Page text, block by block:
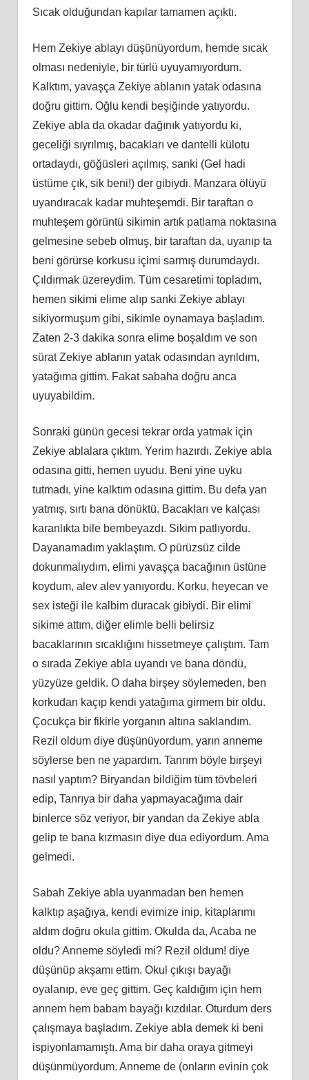
Sıcak olduğundan kapılar tamamen açıktı.
Hem Zekiye ablayı düşünüyordum, hemde sıcak
olması nedeniyle, bir türlü uyuyamıyordum.
Kalktım, yavaşça Zekiye ablanın yatak odasına
doğru gittim. Oğlu kendi beşiğinde yatıyordu.
Zekiye abla da okadar dağınık yatıyordu ki,
geceliği sıyrılmış, bacakları ve dantelli külotu
ortadaydı, göğüsleri açılmış, sanki (Gel hadi
üstüme çık, sik beni!) der gibiydi. Manzara ölüyü
uyandıracak kadar muhteşemdi. Bir taraftan o
muhteşem görüntü sikimin artık patlama noktasına
gelmesine sebeb olmuş, bir taraftan da, uyanıp ta
beni görürse korkusu içimi sarmış durumdaydı.
Çıldırmak üzereydim. Tüm cesaretimi topladım,
hemen sikimi elime alıp sanki Zekiye ablayı
sikiyormuşum gibi, sikimle oynamaya başladım.
Zaten 2-3 dakika sonra elime boşaldım ve son
sürat Zekiye ablanın yatak odasından ayrıldım,
yatağıma gittim. Fakat sabaha doğru anca
uyuyabildim.
Sonraki günün gecesi tekrar orda yatmak için
Zekiye ablalara çıktım. Yerim hazırdı. Zekiye abla
odasına gitti, hemen uyudu. Beni yine uyku
tutmadı, yine kalktım odasına gittim. Bu defa yan
yatmış, sırtı bana dönüktü. Bacakları ve kalçası
karanlıkta bile bembeyazdı. Sikim patlıyordu.
Dayanamadım yaklaştım. O pürüzsüz cilde
dokunmalıydım, elimi yavaşça bacağının üstüne
koydum, alev alev yanıyordu. Korku, heyecan ve
sex isteği ile kalbim duracak gibiydi. Bir elimi
sikime attım, diğer elimle belli belirsiz
bacaklarının sıcaklığını hissetmeye çalıştım. Tam
o sırada Zekiye abla uyandı ve bana döndü,
yüzyüze geldik. O daha birşey söylemeden, ben
korkudan kaçıp kendi yatağıma girmem bir oldu.
Çocukça bir fikirle yorganın altına saklandım.
Rezil oldum diye düşünüyordum, yarın anneme
söylerse ben ne yapardım. Tanrım böyle birşeyi
nasıl yaptım? Biryandan bildiğim tüm tövbeleri
edip, Tanrıya bir daha yapmayacağıma dair
binlerce söz veriyor, bir yandan da Zekiye abla
gelip te bana kızmasın diye dua ediyordum. Ama
gelmedi.
Sabah Zekiye abla uyanmadan ben hemen
kalktıp aşağıya, kendi evimize inip, kitaplarımı
aldım doğru okula gittim. Okulda da, Acaba ne
oldu? Anneme söyledi mi? Rezil oldum! diye
düşünüp akşamı ettim. Okul çıkışı bayağı
oyalanıp, eve geç gittim. Geç kaldığım için hem
annem hem babam bayağı kızdılar. Oturdum ders
çalışmaya başladım. Zekiye abla demek ki beni
ispiyonlamamıştı. Ama bir daha oraya gitmeyi
düşünmüyordum. Anneme de (onların evinin çok